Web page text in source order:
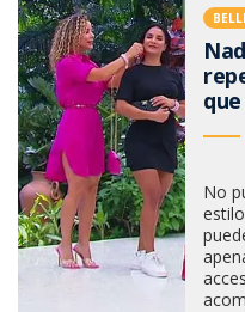
No